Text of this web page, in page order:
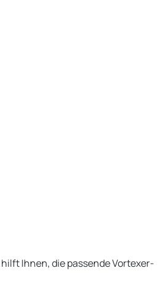
hilft Ihnen, die passende Vortexer-